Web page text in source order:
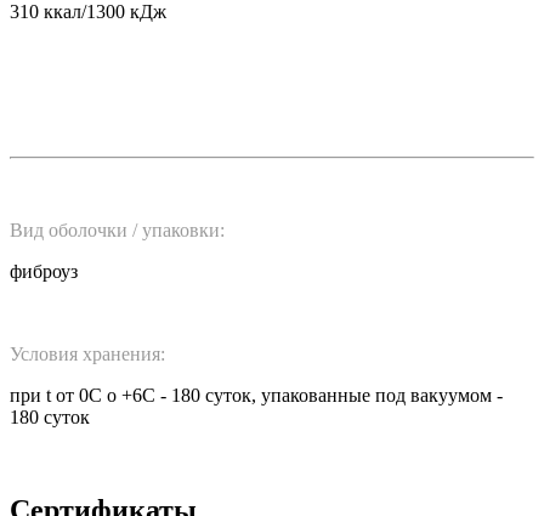
310 ккал/1300 кДж
Вид оболочки / упаковки:
фиброуз
Условия хранения:
при t от 0С о +6С - 180 суток, упакованные под вакуумом -
180 суток